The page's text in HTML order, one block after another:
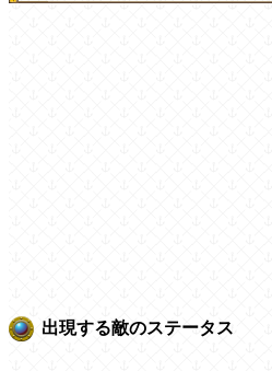
出現する敵のステータス